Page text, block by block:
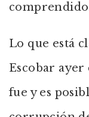
Lo que está
Escobar ayer
fue y es